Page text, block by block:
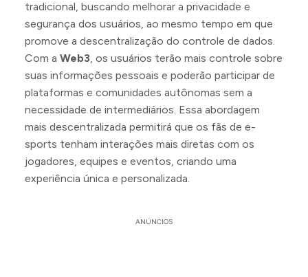
tradicional, buscando melhorar a privacidade e
segurança dos usuários, ao mesmo tempo em que
promove a descentralização do controle de dados.
Com a Web3, os usuários terão mais controle sobre
suas informações pessoais e poderão participar de
plataformas e comunidades autônomas sem a
necessidade de intermediários. Essa abordagem
mais descentralizada permitirá que os fãs de e-
sports tenham interações mais diretas com os
jogadores, equipes e eventos, criando uma
experiência única e personalizada.
ANÚNCIOS